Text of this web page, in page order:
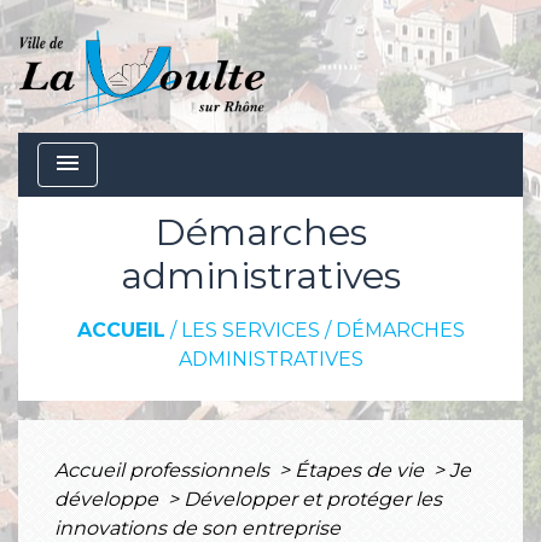
menu
Démarches
administratives
ACCUEIL / LES SERVICES / DÉMARCHES
ADMINISTRATIVES
Accueil professionnels > Étapes de vie > Je
développe > Développer et protéger les
innovations de son entreprise